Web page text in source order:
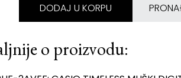
DODAJ U KORPU
o proizvodu: